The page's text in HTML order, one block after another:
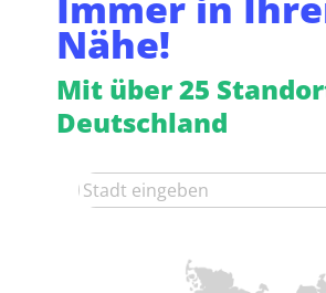
Nähe!
Mit über 25
Deutschland